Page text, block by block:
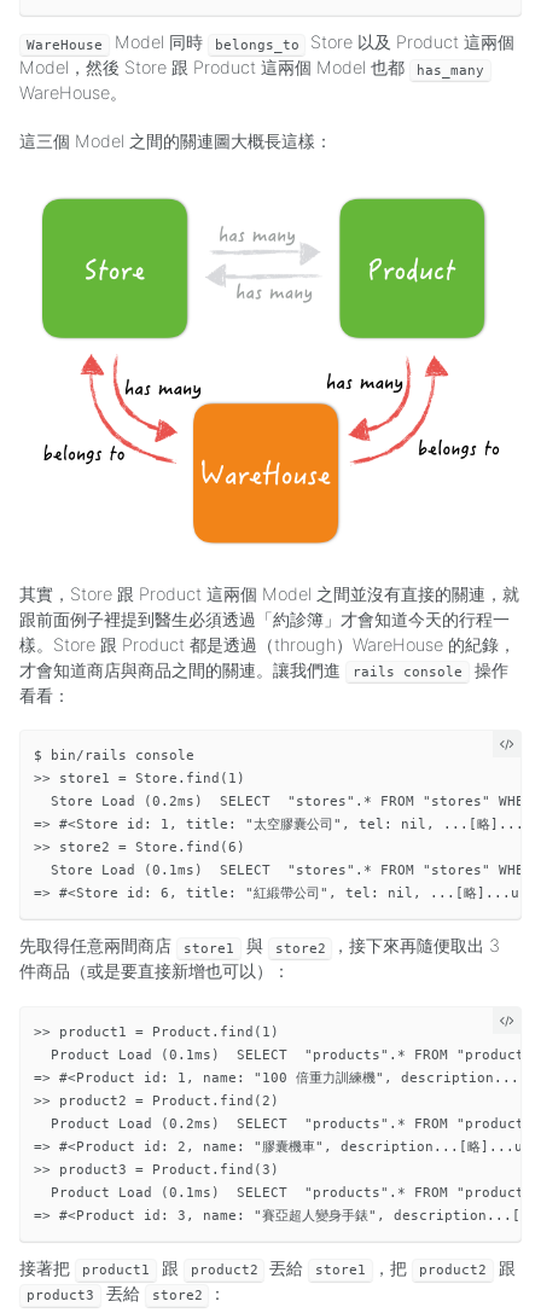
WareHouse Model 同時 belongs_to
Store 以及 Product 這兩個
Model，然後 Store 跟 Product 這兩個 Model 也都
has_many
WareHouse。
這三個 Model 之間的關連圖大概長這樣：
其實，Store 跟 Product 這兩個 Model 之間並沒有直接的關連，就
跟前面例子裡提到醫生必須透過「約診簿」才會知道今天的行程一
樣。Store 跟 Product 都是透過（through）WareHouse 的紀錄，
才會知道商店與商品之間的關連。讓我們進
rails console
操作
看看：
$ bin/rails console
>> store1 = Store.find(1)
Store Load (0.2ms)  SELECT  "stores".* FROM "stores"
=> #<Store id: 1, title: "太空膠囊公司", tel: nil, ...[略
>> store2 = Store.find(6)
Store Load (0.1ms)  SELECT  "stores".* FROM "stores"
先取得任意兩間商店 store1 與 store2
，接下來再隨便取出 3
件商品（或是要直接新增也可以）：
>> product1 = Product.find(1)
Product Load (0.1ms)  SELECT  "products".* FROM
=> #<Product id: 1, name: "100 倍重力訓練機", description...[
>> product2 = Product.find(2)
Product Load (0.2ms)  SELECT  "products".* FROM
=> #<Product id: 2, name: "膠囊機車", description...[略
>> product3 = Product.find(3)
Product Load (0.1ms)  SELECT  "products".* FROM
接著把 product1 跟 product2 丟給 store1 ，把 product2 跟
product3 丟給 store2 ：